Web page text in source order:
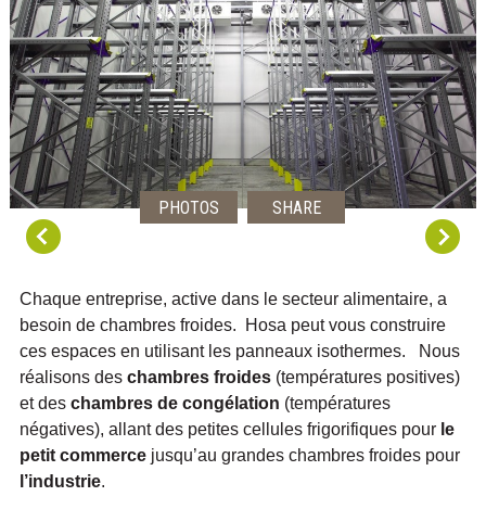
PHOTOS SHARE
Chaque entreprise, active dans le secteur alimentaire, a
besoin de chambres froides. Hosa peut vous construire
ces espaces en utilisant les panneaux isothermes. Nous
réalisons deschambres froides(températures positives)
et des chambres de congélation (températures
négatives), allant des petites cellules frigorifiques pour le
petit commerce jusqu’au grandes chambres froides pour
l’industrie.